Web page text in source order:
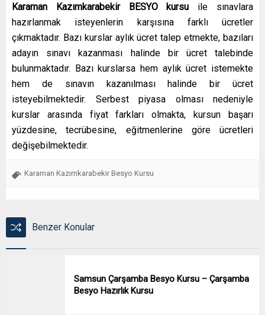
Karaman Kazımkarabekir BESYO kursu ile sınavlara
hazırlanmak isteyenlerin karşısına farklı ücretler
çıkmaktadır. Bazı kurslar aylık ücret talep etmekte, bazıları
adayın sınavı kazanması halinde bir ücret talebinde
bulunmaktadır. Bazı kurslarsa hem aylık ücret istemekte
hem de sınavın kazanılması halinde bir ücret
isteyebilmektedir. Serbest piyasa olması nedeniyle
kurslar arasında fiyat farkları olmakta, kursun başarı
yüzdesine, tecrübesine, eğitmenlerine göre ücretleri
değişebilmektedir.
Karaman Kazımkarabekir Besyo Kursu
Benzer Konular
Samsun Çarşamba Besyo Kursu – Çarşamba
Besyo Hazırlık Kursu